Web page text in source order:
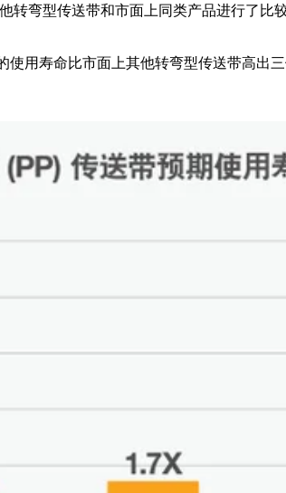
弯型传送带和市面上同类产品进行了比
用寿命比市面上其他转弯型传送带高出